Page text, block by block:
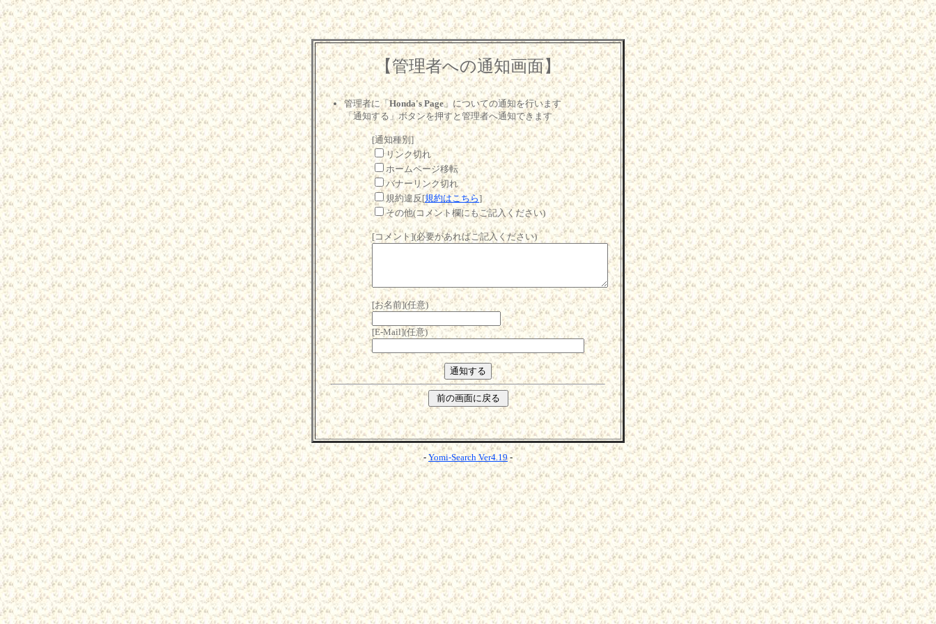
【管理者への通知画面】
管理者に「Honda's Page」についての通知を行います
「通知する」ボタンを押すと管理者へ通知できます
[通知種別]
リンク切れ
ホームページ移転
バナーリンク切れ
規約違反[規約はこちら]
その他(コメント欄にもご記入ください)
[コメント](必要があればご記入ください)
[お名前](任意)
[E-Mail](任意)
- Yomi-Search Ver4.19-